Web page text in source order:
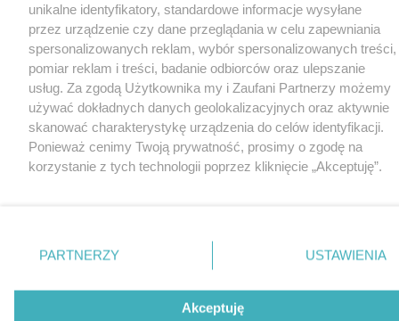
unikalne identyfikatory, standardowe informacje wysyłane
przez urządzenie czy dane przeglądania w celu zapewniania
spersonalizowanych reklam, wybór spersonalizowanych treści,
pomiar reklam i treści, badanie odbiorców oraz ulepszanie
usług. Za zgodą Użytkownika my i Zaufani Partnerzy możemy
używać dokładnych danych geolokalizacyjnych oraz aktywnie
skanować charakterystykę urządzenia do celów identyfikacji.
Ponieważ cenimy Twoją prywatność, prosimy o zgodę na
korzystanie z tych technologii poprzez kliknięcie „Akceptuję”.
nie wymagają zgody użytkownika, ale masz prawo sprzeciwić
się takiemu przetwarzaniu. Preferencje będą miały
Zapoznaj się z poniższymi informacjami, abyś mógł świadomie
PARTNERZY USTAWIENIA
Akceptuję